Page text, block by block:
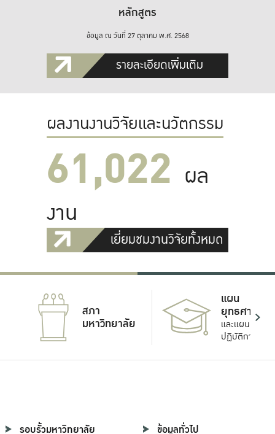
หลักสูตร
ข้อมูล ณ วันที่ 27 ตุลาคม พ.ศ. 2568
รายละเอียดเพิ่มเติม
ผลงานงานวิจัยและนวัตกรรม
61,022 ผล
งาน
เยี่ยมชมงานวิจัยทั้งหมด
สภา
มหาวิทยาลัย
แผน
ยุทธศาสตร์
และแผน
ปฏิบัติการ
รอบรั้วมหาวิทยาลัย ข้อมูลทั่วไป